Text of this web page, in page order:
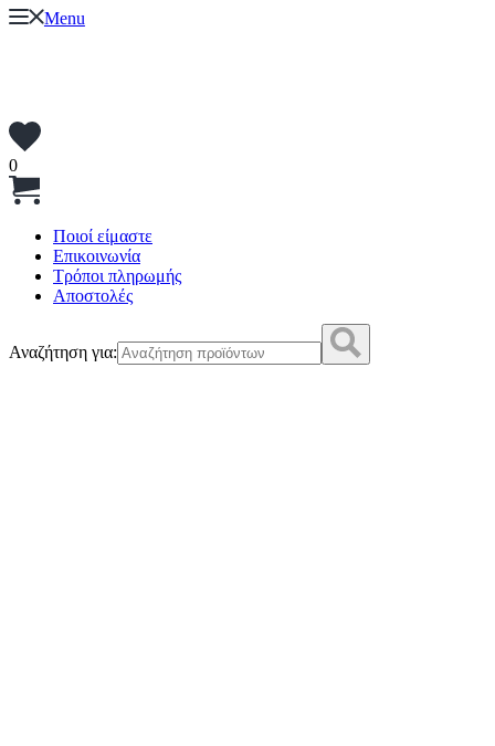
Menu
0
Ποιοί είμαστε
Επικοινωνία
Τρόποι πληρωμής
Αποστολές
Αναζήτηση για: